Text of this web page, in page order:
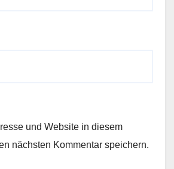
und Website in diesem
nächsten Kommentar speichern.